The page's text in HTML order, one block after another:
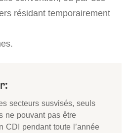
résidant temporairement
secteurs susvisés, seuls
ne pouvant pas être
CDI pendant toute l’année